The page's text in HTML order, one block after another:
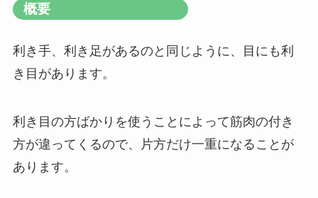
概要
利き手、利き足があるのと同じように、目にも利
き目があります。
利き目の方ばかりを使うことによって筋肉の付き
方が違ってくるので、片方だけ一重になることが
あります。